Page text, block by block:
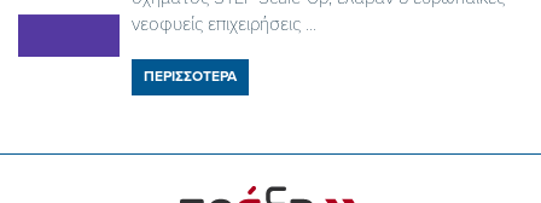
νεοφυείς επιχειρήσεις ...
ΠΕΡΙΣΣΟΤΕΡΑ